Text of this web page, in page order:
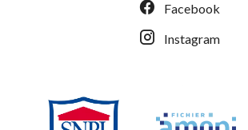
Facebook
Instagram